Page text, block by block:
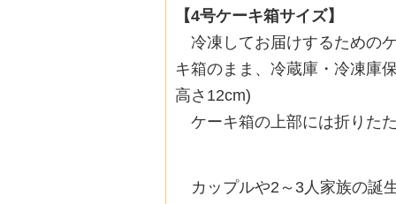
【4号ケーキ箱サイズ】
冷凍してお届けするための
キ箱のまま、冷蔵庫・冷凍庫
高さ12cm)
ケーキ箱の上部には折りた
カップルや2～3人家族の誕